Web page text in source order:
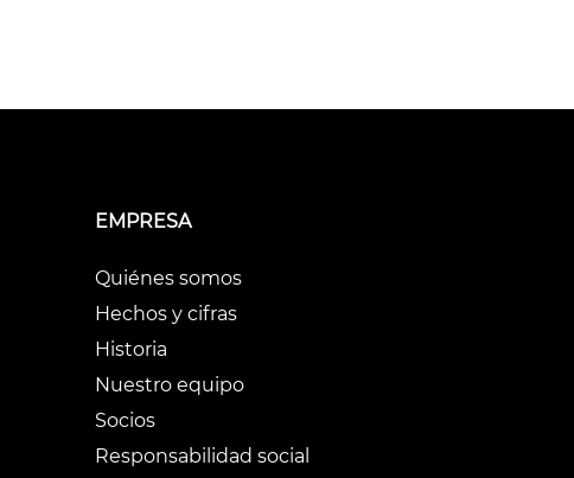
EMPRESA
Quiénes somos
Hechos y cifras
Historia
Nuestro equipo
Socios
Responsabilidad social